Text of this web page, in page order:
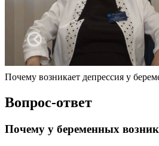
Почему возникает депрессия у
Вопрос-ответ
Почему у беременных